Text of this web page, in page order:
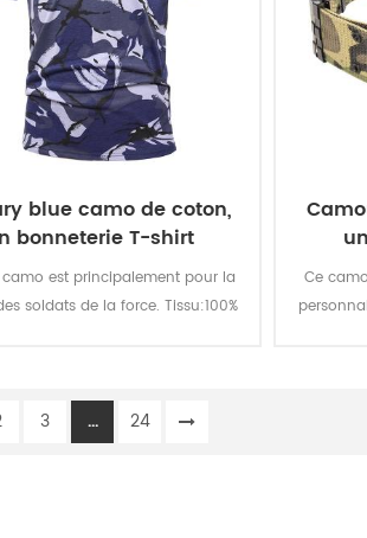
blue camo de coton,
bonneterie T-shirt
est principalement pour la
soldats de la force. Tissu:100%
la couleur de l'éclairage, de le
de frotter est de niveau 3-4
Ce
3 ... 24